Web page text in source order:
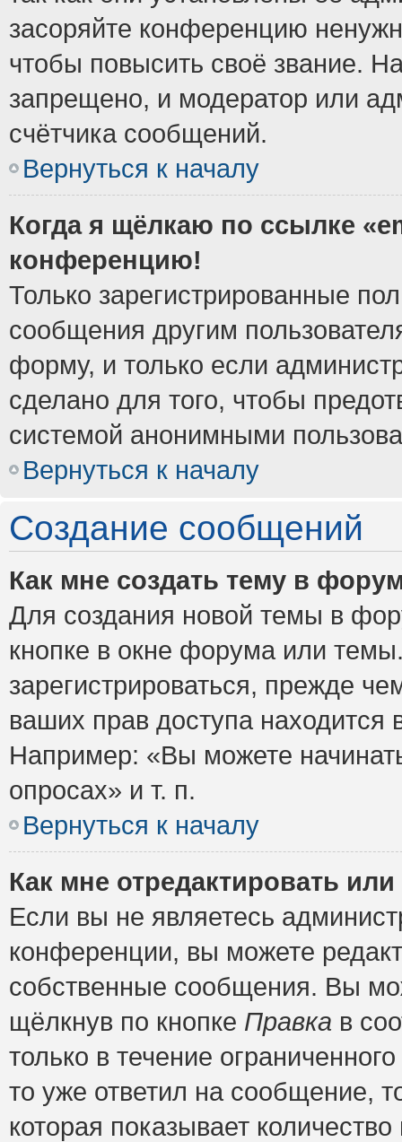
засоряйте конференцию
чтобы повысить своё звание.
запрещено, и модератор или
счётчика сообщений.
Вернуться к началу
Когда я щёлкаю по ссылке
конференцию!
Только зарегистрированные
сообщения другим
форму, и только если
сделано для того, чтобы
системой анонимными
Вернуться к началу
Создание сообщений
Как мне создать тему в
Для создания новой темы в
кнопке в окне форума или
зарегистрироваться, прежде
ваших прав доступа
Например: «Вы можете
опросах» и т. п.
Вернуться к началу
Как мне отредактировать
Если вы не являетесь
конференции, вы можете
собственные сообщения. Вы
щёлкнув по кнопке Правка в
только в течение
то уже ответил на сообщение,
которая показывает